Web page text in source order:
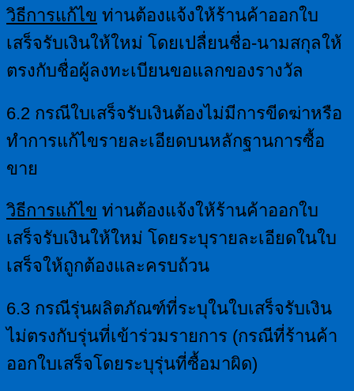
วิธีการแก้ไข ท่านต้องแจ้งให้ร้านค้าออกใบ
เสร็จรับเงินให้ใหม่ โดยเปลื่ยนชื่อ-นามสกุลให้
ตรงกับชื่อผู้ลงทะเบียนขอแลกของรางวัล
6.2 กรณีใบเสร็จรับเงินต้องไม่มีการขีดฆ่าหรือ
ทำการแก้ไขรายละเอียดบนหลักฐานการซื้อ
ขาย
วิธีการแก้ไข ท่านต้องแจ้งให้ร้านค้าออกใบ
เสร็จรับเงินให้ใหม่ โดยระบุรายละเอียดในใบ
เสร็จให้ถูกต้องและครบถ้วน
6.3 กรณีรุ่นผลิตภัณฑ์ที่ระบุในใบเสร็จรับเงิน
ไม่ตรงกับรุ่นที่เข้าร่วมรายการ (กรณีที่ร้านค้า
ออกใบเสร็จโดยระบุรุ่นที่ซื้อมาผิด)